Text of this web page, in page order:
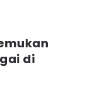
di